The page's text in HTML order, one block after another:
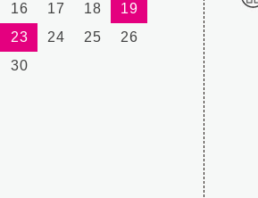
16 17 18
19
23 24 25
26
30